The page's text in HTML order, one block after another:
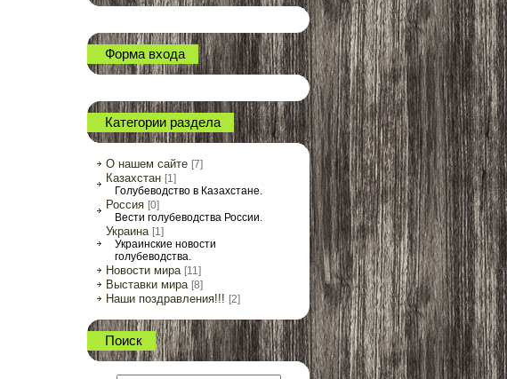
Форма входа
Категории раздела
О нашем сайте [7]
Казахстан [1]
Голубеводство в Казахстане.
Россия [0]
Вести голубеводства России.
Украина [1]
Украинские новости
голубеводства.
Новости мира [11]
Выставки мира [8]
Наши поздравления!!! [2]
Поиск